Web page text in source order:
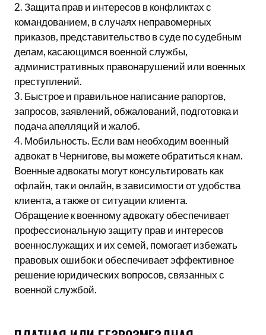
2. Защита прав и интересов в конфликтах с
командованием, в случаях неправомерных
приказов, представительство в суде по судебным
делам, касающимся военной службы,
административных правонарушений или военных
преступлений.
3. Быстрое и правильное написание рапортов,
запросов, заявлений, обжалований, подготовка и
подача апелляций и жалоб.
4. Мобильность. Если вам необходим военный
адвокат в Чернигове, вы можете обратиться к нам.
Военные адвокаты могут консультировать как
офлайн, так и онлайн, в зависимости от удобства
клиента, а также от ситуации клиента.
Обращение к военному адвокату обеспечивает
профессиональную защиту прав и интересов
военнослужащих и их семей, помогает избежать
правовых ошибок и обеспечивает эффективное
решение юридических вопросов, связанных с
военной службой.